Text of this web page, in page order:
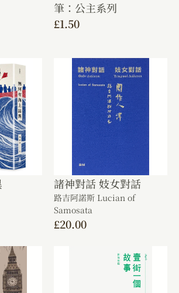
筆：公主系列
£1.50
諸神對話 妓女對話
路吉阿諾斯 Lucian of
Samosata
£20.00